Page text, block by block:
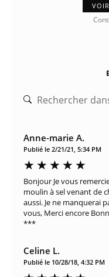
Anne-marie A.
Publié le 2/21/21, 5:34 PM
Bonjour Je vous
moulin à sel venant de
aussi. Je ne manquerai
vous, Merci encore
***
Celine L.
Publié le 10/28/18, 4:32 PM